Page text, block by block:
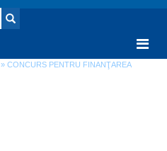
» CONCURS PENTRU FINANŢAREA